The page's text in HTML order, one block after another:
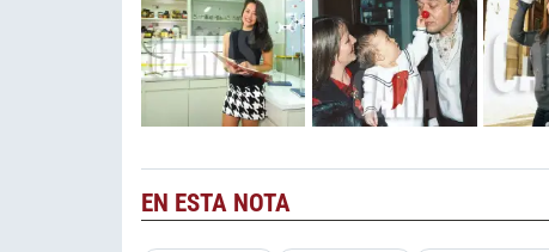
EN ESTA NOTA